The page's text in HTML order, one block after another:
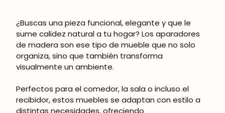
¿Buscas una pieza funcional, elegante y que le
sume calidez natural a tu hogar? Los aparadores
de madera son ese tipo de mueble que no solo
organiza, sino que también transforma
visualmente un ambiente.
Perfectos para el comedor, la sala o incluso el
recibidor, estos muebles se adaptan con estilo a
distintas necesidades, ofreciendo
Suscríbete y consigue un 5% de descuento
en tu primera compra.